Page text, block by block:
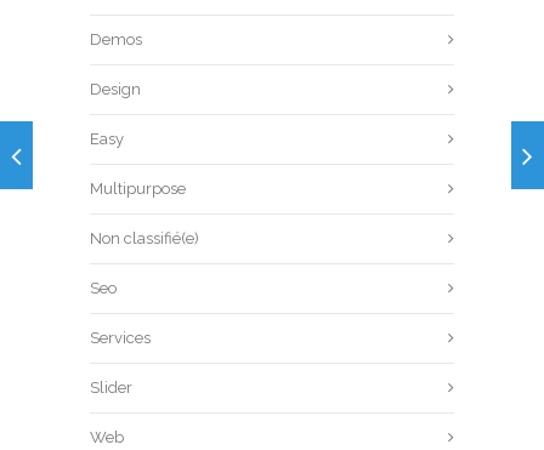
Demos
Design
Easy
Multipurpose
Non classifié(e)
Seo
Services
Slider
Web